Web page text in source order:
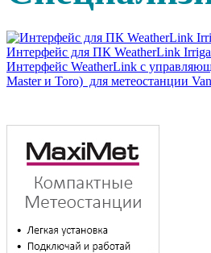
Интерфейс для ПК WeatherLink
Интерфейс WeatherLink с
Master и Toro) для метеостанции